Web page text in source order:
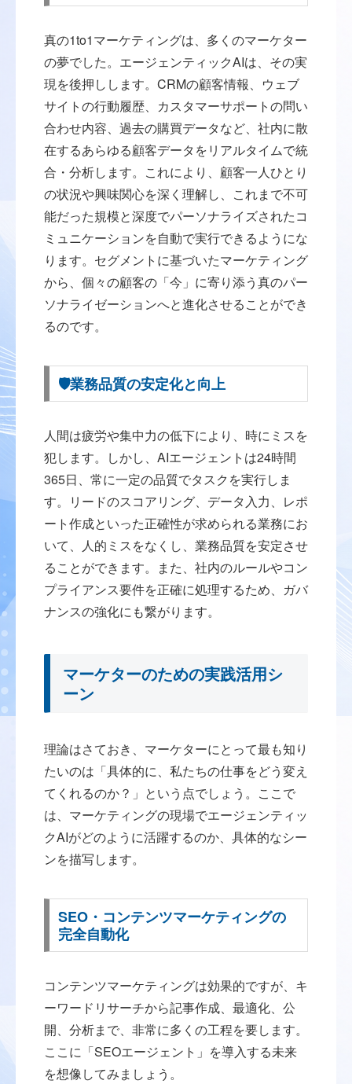
真の1to1マーケティングは、多くのマーケター
の夢でした。エージェンティックAIは、その実
現を後押しします。CRMの顧客情報、ウェブ
サイトの行動履歴、カスタマーサポートの問い
合わせ内容、過去の購買データなど、社内に散
在するあらゆる顧客データをリアルタイムで統
合・分析します。これにより、顧客一人ひとり
の状況や興味関心を深く理解し、これまで不可
能だった規模と深度でパーソナライズされたコ
ミュニケーションを自動で実行できるようにな
ります。セグメントに基づいたマーケティング
から、個々の顧客の「今」に寄り添う真のパー
ソナライゼーションへと進化させることができ
るのです。
🛡️業務品質の安定化と向上
人間は疲労や集中力の低下により、時にミスを
犯します。しかし、AIエージェントは24時間
365日、常に一定の品質でタスクを実行しま
す。リードのスコアリング、データ入力、レポ
ート作成といった正確性が求められる業務にお
いて、人的ミスをなくし、業務品質を安定させ
ることができます。また、社内のルールやコン
プライアンス要件を正確に処理するため、ガバ
ナンスの強化にも繋がります。
マーケターのための実践活用シ
ーン
理論はさておき、マーケターにとって最も知り
たいのは「具体的に、私たちの仕事をどう変え
てくれるのか？」という点でしょう。ここで
は、マーケティングの現場でエージェンティッ
クAIがどのように活躍するのか、具体的なシー
ンを描写します。
SEO・コンテンツマーケティングの
完全自動化
コンテンツマーケティングは効果的ですが、キ
ーワードリサーチから記事作成、最適化、公
開、分析まで、非常に多くの工程を要します。
ここに「SEOエージェント」を導入する未来
を想像してみましょう。